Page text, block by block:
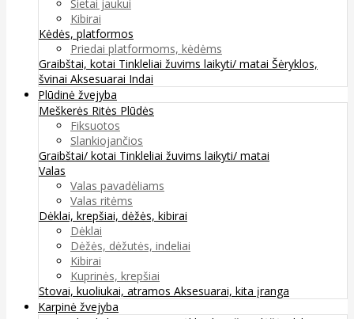
Sietai jaukui
Kibirai
Kėdės, platformos
Priedai platformoms, kėdėms
Graibštai, kotai Tinkleliai žuvims laikyti/ matai Šėryklos,
švinai Aksesuarai Indai
Plūdinė žvejyba
Meškerės Ritės Plūdės
Fiksuotos
Slankiojančios
Graibštai/ kotai Tinkleliai žuvims laikyti/ matai
Valas
Valas pavadėliams
Valas ritėms
Dėklai, krepšiai, dėžės, kibirai
Dėklai
Dėžės, dėžutės, indeliai
Kibirai
Kuprinės, krepšiai
Stovai, kuoliukai, atramos Aksesuarai, kita įranga
Karpinė žvejyba